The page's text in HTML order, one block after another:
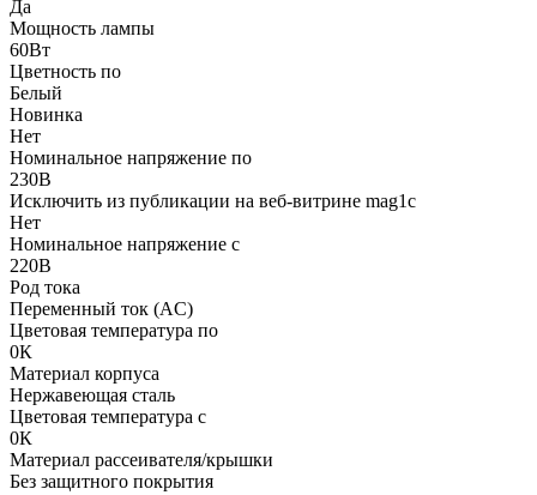
Да
Мощность лампы
60Вт
Цветность по
Белый
Новинка
Нет
Номинальное напряжение по
230В
Исключить из публикации на веб-витрине mag1c
Нет
Номинальное напряжение с
220В
Род тока
Переменный ток (AC)
Цветовая температура по
0К
Материал корпуса
Нержавеющая сталь
Цветовая температура с
0К
Материал рассеивателя/крышки
Без защитного покрытия